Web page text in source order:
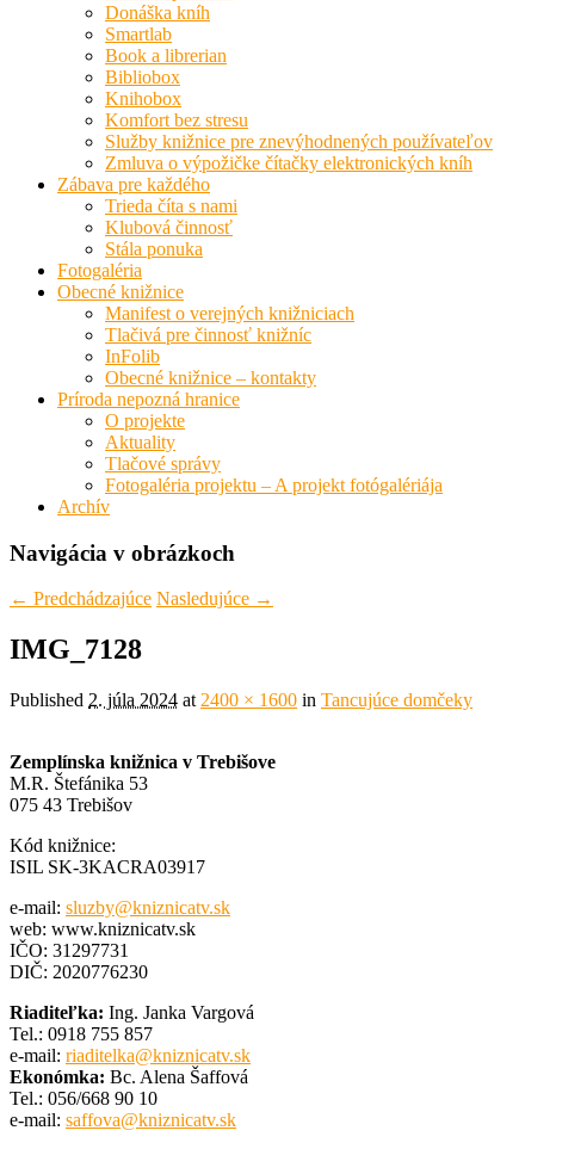
Donáška kníh
Smartlab
Book a librerian
Bibliobox
Knihobox
Komfort bez stresu
Služby knižnice pre znevýhodnených používateľov
Zmluva o výpožičke čítačky elektronických kníh
Zábava pre každého
Trieda číta s nami
Klubová činnosť
Stála ponuka
Fotogaléria
Obecné knižnice
Manifest o verejných knižniciach
Tlačivá pre činnosť knižníc
InFolib
Obecné knižnice – kontakty
Príroda nepozná hranice
O projekte
Aktuality
Tlačové správy
Fotogaléria projektu – A projekt fotógalériája
Archív
Navigácia v obrázkoch
← Predchádzajúce Nasledujúce →
IMG_7128
Published 2. júla 2024 at 2400 × 1600 in Tancujúce domčeky
Zemplínska knižnica v Trebišove
M.R. Štefánika 53
075 43 Trebišov
Kód knižnice:
ISIL SK-3KACRA03917
e-mail: sluzby@kniznicatv.sk
web: www.kniznicatv.sk
IČO: 31297731
DIČ: 2020776230
Riaditeľka: Ing. Janka Vargová
Tel.: 0918 755 857
e-mail: riaditelka@kniznicatv.sk
Ekonómka: Bc. Alena Šaffová
Tel.: 056/668 90 10
e-mail: saffova@kniznicatv.sk